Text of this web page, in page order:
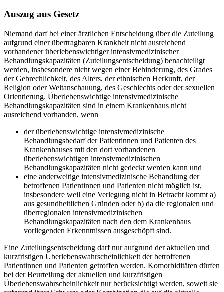
Auszug aus Gesetz
Niemand darf bei einer ärztlichen Entscheidung über die Zuteilung
aufgrund einer übertragbaren Krankheit nicht ausreichend
vorhandener überlebenswichtiger intensivmedizinischer
Behandlungskapazitäten (Zuteilungsentscheidung) benachteiligt
werden, insbesondere nicht wegen einer Behinderung, des Grades
der Gebrechlichkeit, des Alters, der ethnischen Herkunft, der
Religion oder Weltanschauung, des Geschlechts oder der sexuellen
Orientierung. Überlebenswichtige intensivmedizinische
Behandlungskapazitäten sind in einem Krankenhaus nicht
ausreichend vorhanden, wenn
der überlebenswichtige intensivmedizinische
Behandlungsbedarf der Patientinnen und Patienten des
Krankenhauses mit den dort vorhandenen
überlebenswichtigen intensivmedizinischen
Behandlungskapazitäten nicht gedeckt werden kann und
eine anderweitige intensivmedizinische Behandlung der
betroffenen Patientinnen und Patienten nicht möglich ist,
insbesondere weil eine Verlegung nicht in Betracht kommt a)
aus gesundheitlichen Gründen oder b) da die regionalen und
überregionalen intensivmedizinischen
Behandlungskapazitäten nach den dem Krankenhaus
vorliegenden Erkenntnissen ausgeschöpft sind.
Eine Zuteilungsentscheidung darf nur aufgrund der aktuellen und
kurzfristigen Überlebenswahrscheinlichkeit der betroffenen
Patientinnen und Patienten getroffen werden. Komorbiditäten dürfen
bei der Beurteilung der aktuellen und kurzfristigen
Überlebenswahrscheinlichkeit nur berücksichtigt werden, soweit sie